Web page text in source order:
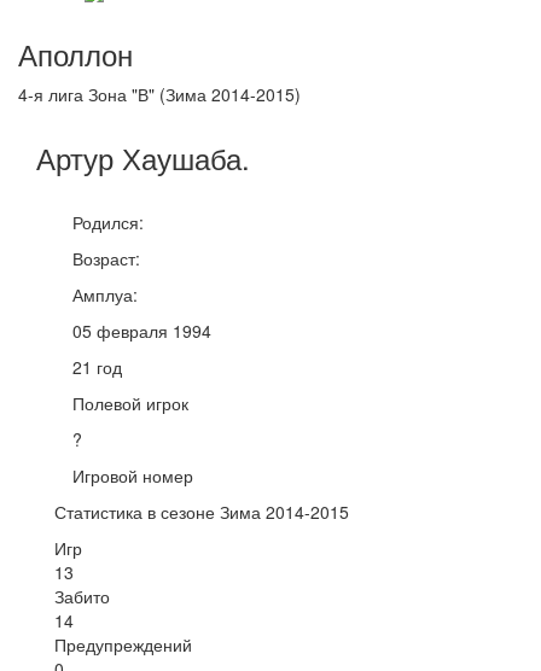
Аполлон
4-я лига Зона "В" (Зима 2014-2015)
Артур Хаушаба.
Родился:
Возраст:
Амплуа:
05 февраля 1994
21 год
Полевой игрок
?
Игровой номер
Статистика в сезоне Зима 2014-2015
Игр
13
Забито
14
Предупреждений